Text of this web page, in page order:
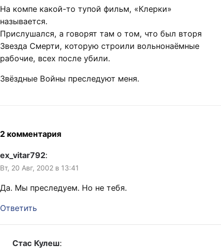
На компе какой-то тупой фильм, «Клерки»
называется.
Прислушался, а говорят там о том, что был вторя
Звезда Смерти, которую строили вольнонаёмные
рабочие, всех после убили.
Звёздные Войны преследуют меня.
2 комментария
ex_vitar792:
Вт, 20 Авг, 2002 в 13:41
Да. Мы преследуем. Но не тебя.
Ответить
Стас Кулеш: